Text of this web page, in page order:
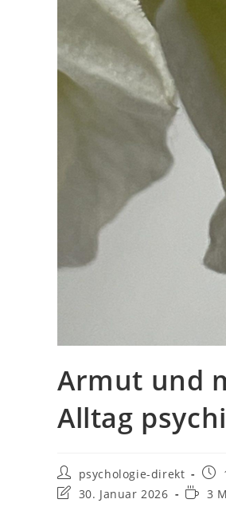
Armut und
Alltag
psychologie-direkt
30. Januar 2026
3